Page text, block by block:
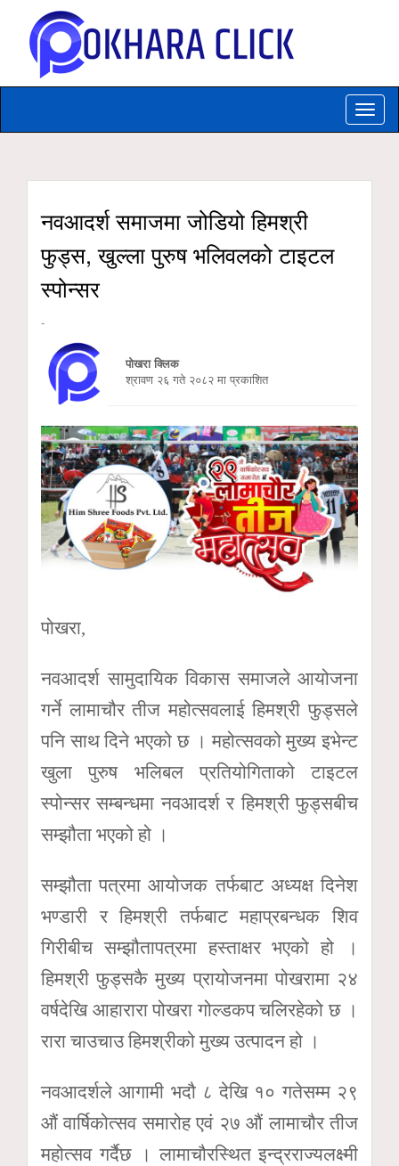
Toggle
नवआदर्श समाजमा जोडियो हिमश्री
फुड्स, खुल्ला पुरुष भलिवलको टाइटल
स्पोन्सर
-
पोखरा क्लिक
श्रावण २६ गते २०८२ मा प्रकाशित
पोखरा,
नवआदर्श सामुदायिक विकास समाजले आयोजना
गर्ने लामाचौर तीज महोत्सवलाई हिमश्री फुड्सले
पनि साथ दिने भएको छ । महोत्सवको मुख्य इभेन्ट
खुला पुरुष भलिबल प्रतियोगिताको टाइटल
स्पोन्सर सम्बन्धमा नवआदर्श र हिमश्री फुड्सबीच
सम्झौता भएको हो ।
सम्झौता पत्रमा आयोजक तर्फबाट अध्यक्ष दिनेश
भण्डारी र हिमश्री तर्फबाट महाप्रबन्धक शिव
गिरीबीच सम्झौतापत्रमा हस्ताक्षर भएको हो ।
हिमश्री फुड्सकै मुख्य प्रायोजनमा पोखरामा २४
वर्षदेखि आहारारा पोखरा गोल्डकप चलिरहेको छ ।
रारा चाउचाउ हिमश्रीको मुख्य उत्पादन हो ।
नवआदर्शले आगामी भदौ ८ देखि १० गतेसम्म २९
औं वार्षिकोत्सव समारोह एवं २७ औं लामाचौर तीज
महोत्सव गर्दैछ । लामाचौरस्थित इन्द्रराज्यलक्ष्मी